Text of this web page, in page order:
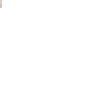
がいいよね！ってこ